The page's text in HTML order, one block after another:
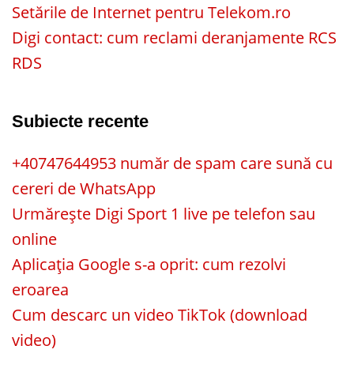
Setările de Internet pentru Telekom.ro
Digi contact: cum reclami deranjamente RCS
RDS
Subiecte recente
+40747644953 număr de spam care sună cu
cereri de WhatsApp
Urmărește Digi Sport 1 live pe telefon sau
online
Aplicația Google s-a oprit: cum rezolvi
eroarea
Cum descarc un video TikTok (download
video)